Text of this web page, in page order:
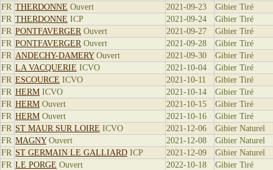
FR THERDONNE Ouvert 2021-09-23
Gibier Tiré
FR THERDONNE ICP 2021-09-24
Gibier Tiré
FR PONTFAVERGEROuvert 2021-09-27
Gibier Tiré
FR PONTFAVERGEROuvert 2021-09-28
Gibier Tiré
FR ANDECHY-DAMERYOuvert 2021-09-30
Gibier Tiré
FR LA VACQUERIE ICVO 2021-10-04
Gibier Tiré
FR ESCOURCE ICVO 2021-10-11
Gibier Tiré
FR HERM ICVO 2021-10-14
Gibier Tiré
FR HERM Ouvert 2021-10-15
Gibier Tiré
FR HERM Ouvert 2021-10-16
Gibier Tiré
FR ST MAUR SUR LOIRE ICVO 2021-12-06
Gibier Naturel
FR MAGNYOuvert 2021-12-08
Gibier Naturel
FR ST GERMAIN LE GALLIARD ICP 2021-12-09
Gibier Naturel
FR LE PORGE Ouvert 2022-10-18
Gibier Tiré